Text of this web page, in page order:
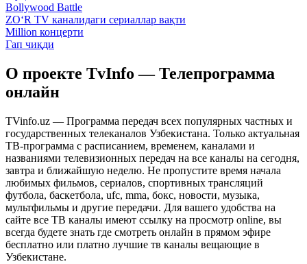
Bollywood Battle
ZO‘R TV каналидаги сериаллар вақти
Million концерти
Гап чиқди
О проекте TvInfo — Телепрограмма
онлайн
TVinfo.uz — Программа передач всех популярных частных и
государственных телеканалов Узбекистана. Только актуальная
ТВ-программа с расписанием, временем, каналами и
названиями телевизионных передач на все каналы на сегодня,
завтра и ближайшую неделю. Не пропустите время начала
любимых фильмов, сериалов, спортивных трансляций
футбола, баскетбола, ufc, mma, бокс, новости, музыка,
мультфильмы и другие передачи. Для вашего удобства на
сайте все ТВ каналы имеют ссылку на просмотр online, вы
всегда будете знать где смотреть онлайн в прямом эфире
бесплатно или платно лучшие тв каналы вещающие в
Узбекистане.